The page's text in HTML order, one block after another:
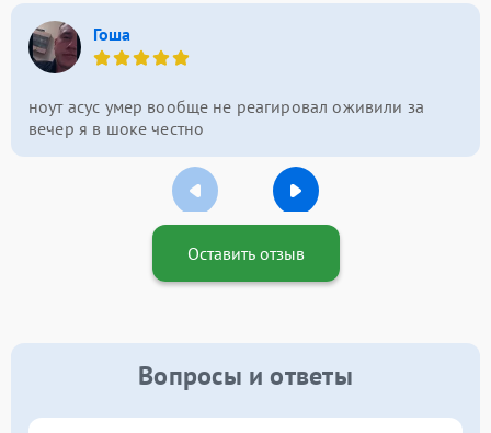
Гоша
ноут асус умер вообще не реагировал оживили за
вечер я в шоке честно
Оставить отзыв
Вопросы и ответы